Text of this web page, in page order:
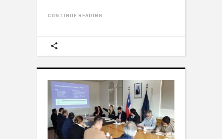
CONTINUE READING